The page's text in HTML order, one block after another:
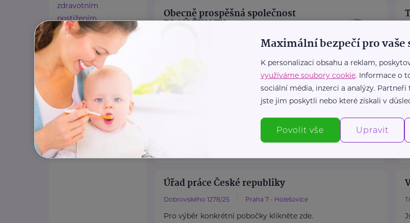
zdravotním
postižením
Lázeňství a wellness
Zdravé spaní a sezení
Zdravé obutí
Zdravotnické potřeby
Cestování
Propojování generací
Obecně prospěšná společnost
DLAŇ ŽIVOTU
Ostrava
nabízí pomoc a podporu těhotným ženám a
Úřad práce České republiky
Dobrovského 1278/25 Praha 7 - Holešovice
Pro výběr konkrétní pobočky klikněte zde.
Maximální bezpečí pro
K personalizaci obsahu a reklam,
využíváme soubory cookie. Informace o
sociální média, inzerci a analýzy.
jste jim poskytli nebo které získali v
Povolit vše Upravit